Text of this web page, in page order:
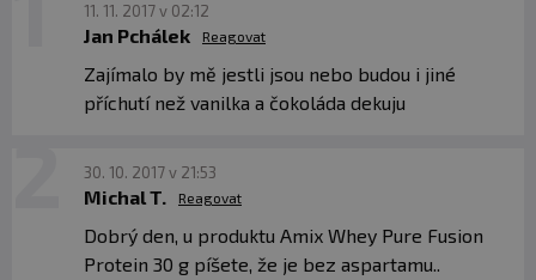
11. 11. 2017 v 02:12
Jan Pchálek Reagovat
Zajímalo by mě jestli jsou nebo budou i jiné
příchutí než vanilka a čokoláda dekuju
30. 10. 2017 v 21:53
Michal T. Reagovat
Dobrý den, u produktu Amix Whey Pure Fusion
Protein 30 g píšete, že je bez aspartamu..